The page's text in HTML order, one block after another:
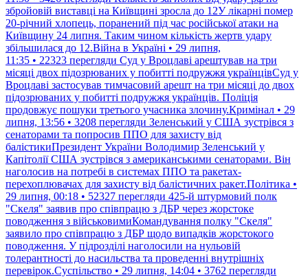
збройовій виставці на Київщині зросла до 12У лікарні помер
20-річний хлопець, поранений під час російської атаки на
Київщину 24 липня. Таким чином кількість жертв удару
збільшилася до 12.Війна в Україні • 29 липня,
11:35 • 22323 перегляди Суд у Вроцлаві арештував на три
місяці двох підозрюваних у побитті подружжя українцівСуд у
Вроцлаві застосував тимчасовий арешт на три місяці до двох
підозрюваних у побитті подружжя українців. Поліція
продовжує пошуки третього учасника злочину.Кримінал • 29
липня, 13:56 • 3208 перегляди Зеленський у США зустрівся з
сенаторами та попросив ППО для захисту від
балістикиПрезидент України Володимир Зеленський у
Капітолії США зустрівся з американськими сенаторами. Він
наголосив на потребі в системах ППО та ракетах-
перехоплювачах для захисту від балістичних ракет.Політика •
29 липня, 00:18 • 52327 перегляди 425-й штурмовий полк
"Скеля" заявив про співпрацю з ДБР через жорстоке
поводження з військовимиКомандування полку "Скеля"
заявило про співпрацю з ДБР щодо випадків жорстокого
поводження. У підрозділі наголосили на нульовій
толерантності до насильства та проведенні внутрішніх
перевірок.Суспільство • 29 липня, 14:04 • 3762 перегляди